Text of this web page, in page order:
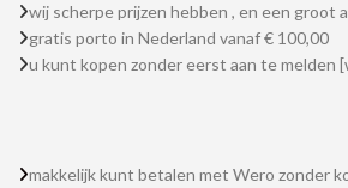
wij scherpe prijzen hebben , en een groot
gratis porto in Nederland vanaf € 100,00
u kunt kopen zonder eerst aan te melden
makkelijk kunt betalen met Wero zonder